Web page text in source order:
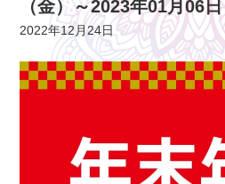
（金）～2023年01月06
2022年12月24日